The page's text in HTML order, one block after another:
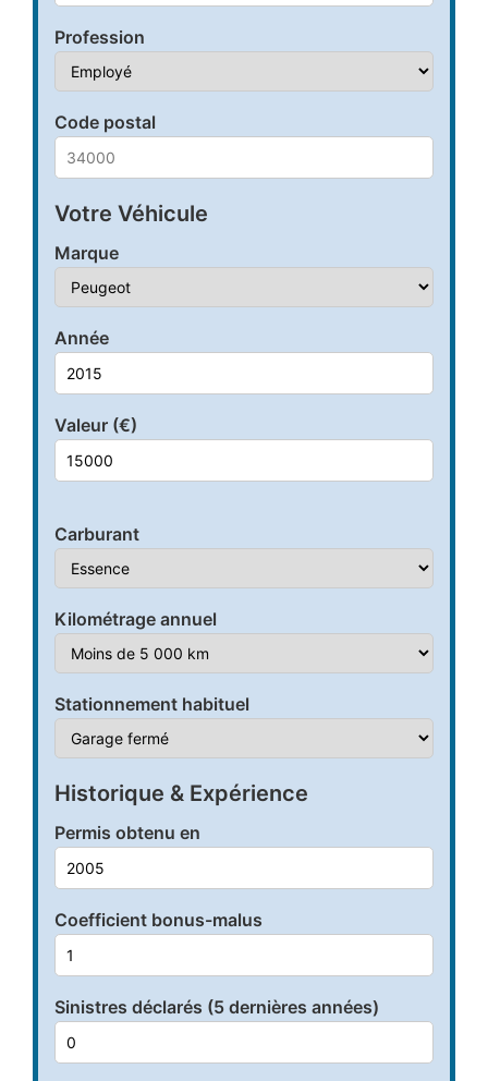
Profession
Code postal
Votre Véhicule
Marque
Année
Valeur (€)
Carburant
Kilométrage annuel
Stationnement habituel
Historique & Expérience
Permis obtenu en
Coefficient bonus-malus
Sinistres déclarés (5 dernières années)